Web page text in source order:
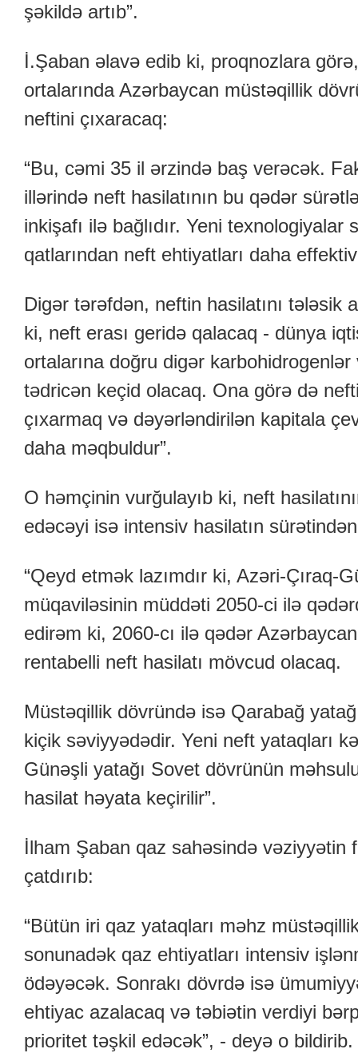
şəkildə artıb”.
İ.Şaban əlavə edib ki, proqnozlara
ortalarında Azərbaycan müstəqillik
neftini çıxaracaq:
“Bu, cəmi 35 il ərzində baş verəcək.
illərində neft hasilatının bu qədər
inkişafı ilə bağlıdır. Yeni
qatlarından neft ehtiyatları daha
Digər tərəfdən, neftin hasilatını tələsik
ki, neft erası geridə qalacaq - dünya
ortalarına doğru digər
tədricən keçid olacaq. Ona görə də
çıxarmaq və dəyərləndirilən kapitala
daha məqbuldur”.
O həmçinin vurğulayıb ki, neft
edəcəyi isə intensiv hasilatın sürətindən
“Qeyd etmək lazımdır ki, Azəri-Çıraq-
müqaviləsinin müddəti 2050-ci ilə
edirəm ki, 2060-cı ilə qədər
rentabelli neft hasilatı mövcud olacaq.
Müstəqillik dövründə isə Qarabağ
kiçik səviyyədədir. Yeni neft yataqları
Günəşli yatağı Sovet dövrünün
hasilat həyata keçirilir”.
İlham Şaban qaz sahəsində vəziyyətin
çatdırıb:
“Bütün iri qaz yataqları məhz
sonunadək qaz ehtiyatları intensiv
ödəyəcək. Sonrakı dövrdə isə
ehtiyac azalacaq və təbiətin verdiyi
prioritet təşkil edəcək”, - deyə o bildirib.